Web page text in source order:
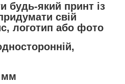
будь-який принт із
свій
логотип або фото
мм